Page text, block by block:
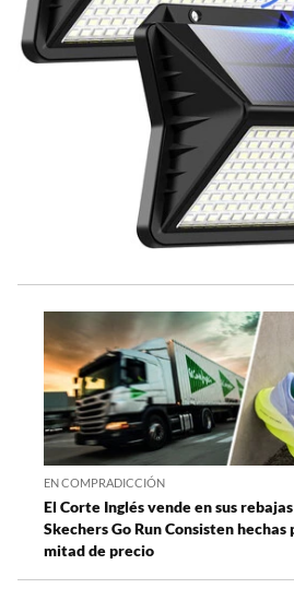
EN COMPRADICCIÓN
El Corte Inglés vende en sus
Skechers Go Run Consisten
mitad de precio